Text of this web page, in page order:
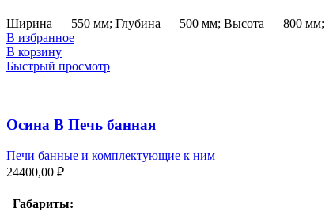
Ширина — 550 мм; Глубина — 500 мм; Высота — 800 мм;
В избранное
В корзину
Быстрый просмотр
Осина В Печь банная
Печи банные и комплектующие к ним
24400,00 ₽
Габариты: